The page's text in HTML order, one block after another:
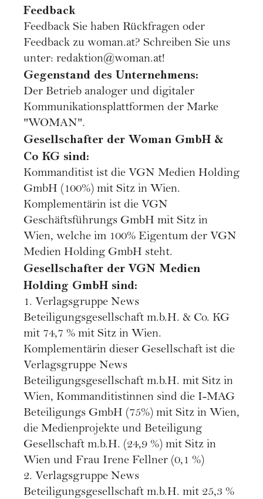
Feedback
Feedback Sie haben Rückfragen oder
Feedback zu woman.at? Schreiben Sie uns
unter: redaktion@woman.at!
Gegenstand des Unternehmens:
Der Betrieb analoger und digitaler
Kommunikationsplattformen der Marke
"WOMAN".
Gesellschafter der Woman GmbH &
Co KG sind:
Kommanditist ist die VGN Medien Holding
GmbH (100%) mit Sitz in Wien.
Komplementärin ist die VGN
Geschäftsführungs GmbH mit Sitz in
Wien, welche im 100% Eigentum der VGN
Medien Holding GmbH steht.
Gesellschafter der VGN Medien
Holding GmbH sind:
1. Verlagsgruppe News
Beteiligungsgesellschaft m.b.H. & Co. KG
mit 74,7 % mit Sitz in Wien.
Komplementärin dieser Gesellschaft ist die
Verlagsgruppe News
Beteiligungsgesellschaft m.b.H. mit Sitz in
Wien, Kommanditistinnen sind die I-MAG
Beteiligungs GmbH (75%) mit Sitz in Wien,
die Medienprojekte und Beteiligung
Gesellschaft m.b.H. (24,9 %) mit Sitz in
Wien und Frau Irene Fellner (0,1 %)
2. Verlagsgruppe News
Beteiligungsgesellschaft m.b.H. mit 25,3 %